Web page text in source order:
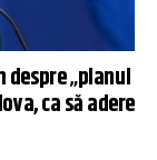
despre „planul
ca să adere